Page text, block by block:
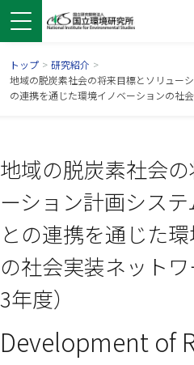
ウで開きます）
ンドウで開きます）
ウインドウで開きます）
トップ > 研究紹介 >
地域の脱炭素社会の将来目標とソリュー
の連携を通じた環境イノベーションの社
地域の脱炭素社会
ーション計画シス
との連携を通じた
の社会実装ネット
3年度）
Development of